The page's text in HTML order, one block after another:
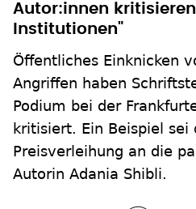
Autor:innen
Institutionen"
Öffentliches Einknicken
Angriffen haben
Podium bei der
kritisiert. Ein Beispiel sei
Preisverleihung an die
Autorin Adania Shibli.